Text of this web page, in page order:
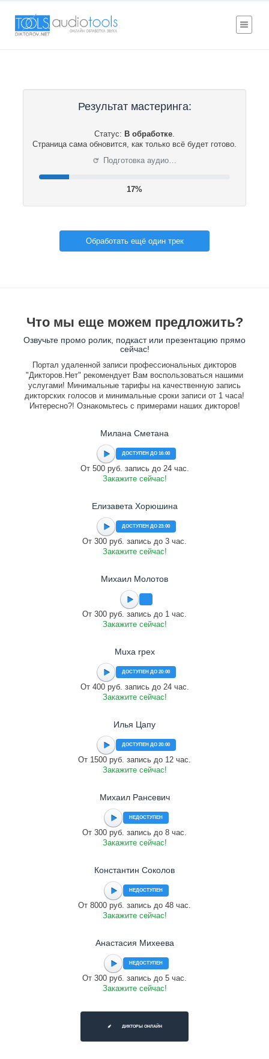
Результат мастеринга:
Статус: В обработке.
Страница сама обновится, как только всё будет готово.
⟳ Подготовка аудио…
17%
Обработать ещё один трек
Что мы еще можем предложить?
Озвучьте промо ролик, подкаст или презентацию прямо
сейчас!
Портал удаленной записи профессиональных дикторов
"Дикторов.Нет" рекомендует Вам воспользоваться нашими
услугами! Минимальные тарифы на качественную запись
дикторских голосов и минимальные сроки записи от 1 часа!
Интересно?! Ознакомьтесь с примерами наших дикторов!
Милана Сметана
ДОСТУПЕН ДО 16:00
От 500 руб. запись до 24 час.
Закажите сейчас!
Елизавета Хорюшина
ДОСТУПЕН ДО 23:00
От 300 руб. запись до 3 час.
Закажите сейчас!
Михаил Молотов
От 300 руб. запись до 1 час.
Закажите сейчас!
Muxa rpex
ДОСТУПЕН ДО 20:00
От 400 руб. запись до 24 час.
Закажите сейчас!
Илья Цапу
ДОСТУПЕН ДО 20:00
От 1500 руб. запись до 12 час.
Закажите сейчас!
Михаил Рансевич
НЕДОСТУПЕН
От 300 руб. запись до 8 час.
Закажите сейчас!
Константин Соколов
НЕДОСТУПЕН
От 8000 руб. запись до 48 час.
Закажите сейчас!
Анастасия Михеева
НЕДОСТУПЕН
От 300 руб. запись до 5 час.
Закажите сейчас!
ДИКТОРЫ ОНЛАЙН